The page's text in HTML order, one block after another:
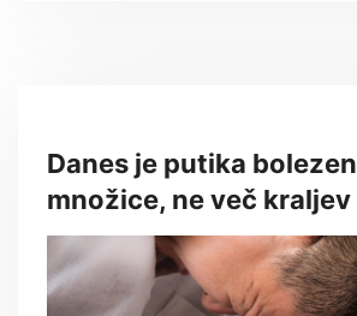
Danes je putika bolezen
množice, ne več kraljev